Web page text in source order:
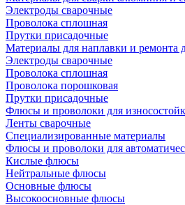
Электроды сварочные
Проволока сплошная
Прутки присадочные
Материалы для наплавки и ремонта
Электроды сварочные
Проволока сплошная
Проволока порошковая
Прутки присадочные
Флюсы и проволоки для
Ленты сварочные
Специализированные материалы
Флюсы и проволоки для
Кислые флюсы
Нейтральные флюсы
Основные флюсы
Высокоосновные флюсы